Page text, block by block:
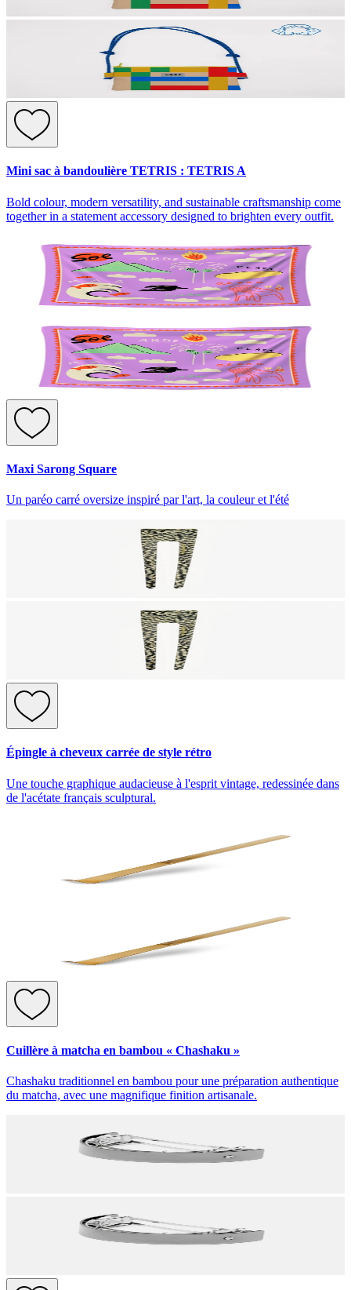
Mini sac à bandoulière TETRIS : TETRIS A
Bold colour, modern versatility, and sustainable craftsmanship come
together in a statement accessory designed to brighten every outfit.
Maxi Sarong Square
Un paréo carré oversize inspiré par l'art, la couleur et l'été
Épingle à cheveux carrée de style rétro
Une touche graphique audacieuse à l'esprit vintage, redessinée dans
de l'acétate français sculptural.
Cuillère à matcha en bambou « Chashaku »
Chashaku traditionnel en bambou pour une préparation authentique
du matcha, avec une magnifique finition artisanale.